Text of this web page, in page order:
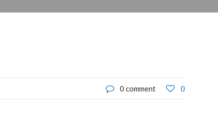
0 comment 0